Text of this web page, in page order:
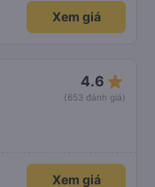
Xem giá
4.6 star_rate
(653 đánh giá)
Xem giá